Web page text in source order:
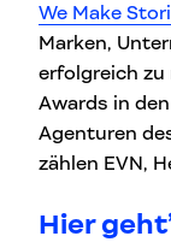
We Make
Marken,
erfolgreich
Awards in
Agenturen
zählen EVN,
Hier